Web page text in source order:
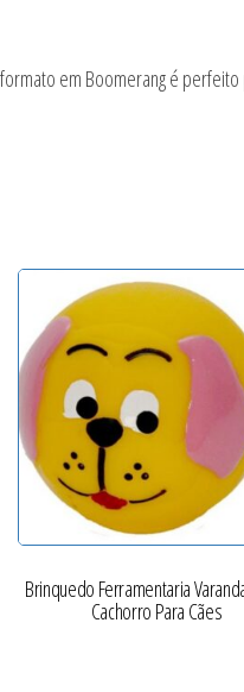
em Boomerang é
Brinquedo Ferramentaria
Cachorro Para Cães